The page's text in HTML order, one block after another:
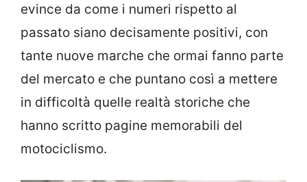
evince da come i numeri rispetto al
passato siano decisamente positivi, con
tante nuove marche che ormai fanno parte
del mercato e che puntano così a mettere
in difficoltà quelle realtà storiche che
hanno scritto pagine memorabili del
motociclismo.